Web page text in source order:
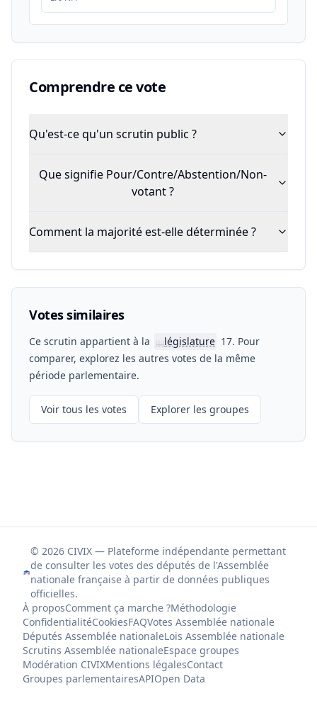
Comprendre ce vote
Qu'est-ce qu'un scrutin public ?
Que signifie Pour/Contre/Abstention/Non-
votant ?
Comment la majorité est-elle déterminée ?
Votes similaires
Ce scrutin appartient à la 📖législature 17. Pour
comparer, explorez les autres votes de la même
période parlementaire.
Voir tous les votes Explorer les groupes
© 2026 CIVIX — Plateforme indépendante permettant
de consulter les votes des députés de l'Assemblée
nationale française à partir de données publiques
officielles.
À proposComment ça marche ?Méthodologie
ConfidentialitéCookiesFAQVotes Assemblée nationale
Députés Assemblée nationaleLois Assemblée nationale
Scrutins Assemblée nationaleEspace groupes
Modération CIVIXMentions légalesContact
Groupes parlementairesAPIOpen Data